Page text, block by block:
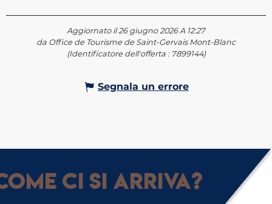
Aggiornato il 26 giugno 2026 A 12:27
da Office de Tourisme de Saint-Gervais Mont-Blanc
(Identificatore dell'offerta : 7899144)
Segnala un errore
ci si arriva?